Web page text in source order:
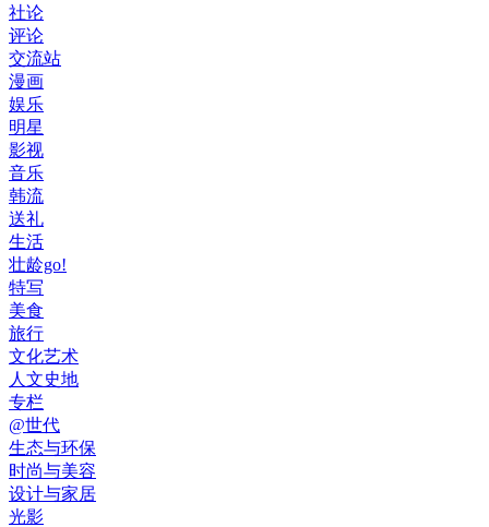
社论
评论
交流站
漫画
娱乐
明星
影视
音乐
韩流
送礼
生活
壮龄go!
特写
美食
旅行
文化艺术
人文史地
专栏
@世代
生态与环保
时尚与美容
设计与家居
光影